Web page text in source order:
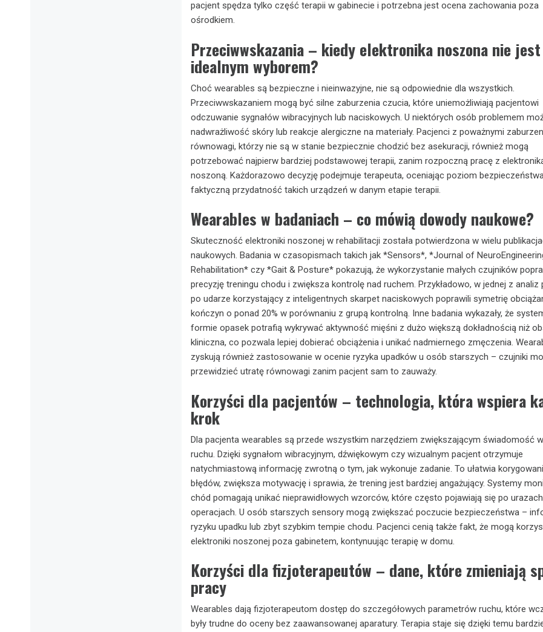
pacjent spędza tylko część terapii w gabinecie i potrzebna jest ocena zachowania poza
ośrodkiem.
Przeciwwskazania – kiedy elektronika noszona nie jest
idealnym wyborem?
Choć wearables są bezpieczne i nieinwazyjne, nie są odpowiednie dla wszystkich.
Przeciwwskazaniem mogą być silne zaburzenia czucia, które uniemożliwiają pacjentowi
odczuwanie sygnałów wibracyjnych lub naciskowych. U niektórych osób problemem
nadwrażliwość skóry lub reakcje alergiczne na materiały. Pacjenci z poważnymi
równowagi, którzy nie są w stanie bezpiecznie chodzić bez asekuracji, również mogą
potrzebować najpierw bardziej podstawowej terapii, zanim rozpoczną pracę z
noszoną. Każdorazowo decyzję podejmuje terapeuta, oceniając poziom
faktyczną przydatność takich urządzeń w danym etapie terapii.
Wearables w badaniach – co mówią dowody naukowe?
Skuteczność elektroniki noszonej w rehabilitacji została potwierdzona w wielu
naukowych. Badania w czasopismach takich jak *Sensors*, *Journal of
Rehabilitation* czy *Gait & Posture* pokazują, że wykorzystanie małych czujników
precyzję treningu chodu i zwiększa kontrolę nad ruchem. Przykładowo, w jednej z analiz
po udarze korzystający z inteligentnych skarpet naciskowych poprawili symetrię
kończyn o ponad 20% w porównaniu z grupą kontrolną. Inne badania wykazały, że
formie opasek potrafią wykrywać aktywność mięśni z dużo większą dokładnością niż
kliniczna, co pozwala lepiej dobierać obciążenia i unikać nadmiernego zmęczenia.
zyskują również zastosowanie w ocenie ryzyka upadków u osób starszych – czujniki
przewidzieć utratę równowagi zanim pacjent sam to zauważy.
Korzyści dla pacjentów – technologia, która wspiera
krok
Dla pacjenta wearables są przede wszystkim narzędziem zwiększającym świadomość
ruchu. Dzięki sygnałom wibracyjnym, dźwiękowym czy wizualnym pacjent otrzymuje
natychmiastową informację zwrotną o tym, jak wykonuje zadanie. To ułatwia
błędów, zwiększa motywację i sprawia, że trening jest bardziej angażujący. Systemy
chód pomagają unikać nieprawidłowych wzorców, które często pojawiają się po
operacjach. U osób starszych sensory mogą zwiększać poczucie bezpieczeństwa –
ryzyku upadku lub zbyt szybkim tempie chodu. Pacjenci cenią także fakt, że mogą
elektroniki noszonej poza gabinetem, kontynuując terapię w domu.
Korzyści dla fizjoterapeutów – dane, które zmieniają
pracy
Wearables dają fizjoterapeutom dostęp do szczegółowych parametrów ruchu, które
były trudne do oceny bez zaawansowanej aparatury. Terapia staje się dzięki temu